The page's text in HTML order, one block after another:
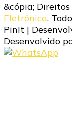
&cópia;
Eletrônica.
PinIt |
Desenvolvido